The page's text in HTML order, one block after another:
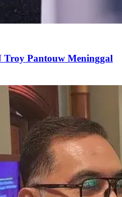
Pantouw Meninggal